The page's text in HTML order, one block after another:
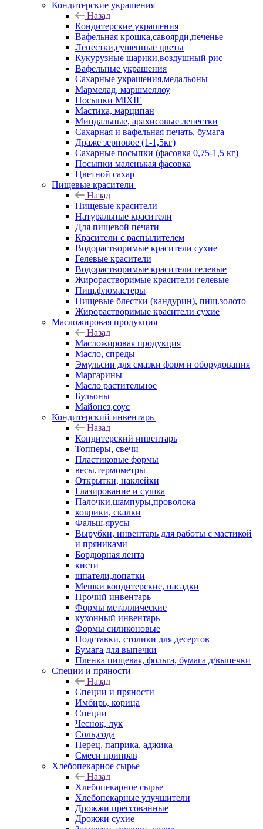
Кондитерские украшения
Назад
Кондитерские украшения
Вафельная крошка,савоярди,печенье
Лепестки,сушенные цветы
Кукурузные шарики,воздушный рис
Вафельные украшения
Сахарные украшения,медальоны
Мармелад, маршмеллоу
Посыпки MIXIE
Мастика, марципан
Миндальные, арахисовые лепестки
Сахарная и вафельная печать, бумага
Драже зерновое (1-1,5кг)
Сахарные посыпки (фасовка 0,75-1,5 кг)
Посыпки маленькая фасовка
Цветной сахар
Пищевые красители
Назад
Пищевые красители
Натуральные красители
Для пищевой печати
Красители с распылителем
Водорастворимые красители сухие
Гелевые красители
Водорастворимые красители гелевые
Жирорастворимые красители гелевые
Пищ.фломастеры
Пищевые блестки (кандурин), пищ.золото
Жирорастворимые красители сухие
Масложировая продукция
Назад
Масложировая продукция
Масло, спреды
Эмульсии для смазки форм и оборудования
Маргарины
Масло растительное
Бульоны
Майонез,соус
Кондитерский инвентарь
Назад
Кондитерский инвентарь
Топперы, свечи
Пластиковые формы
весы,термометры
Открытки, наклейки
Глазирование и сушка
Палочки,шампуры,проволока
коврики, скалки
Фальш-ярусы
Вырубки, инвентарь для работы с мастикой
и пряниками
Бордюрная лента
кисти
шпатели,лопатки
Мешки кондитерские, насадки
Прочий инвентарь
Формы металлические
кухонный инвентарь
Формы силиконовые
Подставки, столики для десертов
Бумага для выпечки
Пленка пищевая, фольга, бумага д/выпечки
Специи и пряности
Назад
Специи и пряности
Имбирь, корица
Специи
Чеснок, лук
Соль,сода
Перец, паприка, аджика
Смеси приправ
Хлебопекарное сырье
Назад
Хлебопекарное сырье
Хлебопекарные улучшители
Дрожжи прессованные
Дрожжи сухие